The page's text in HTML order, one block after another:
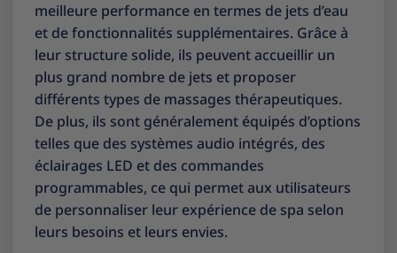
meilleure performance en termes de jets d’eau
et de fonctionnalités supplémentaires. Grâce à
leur structure solide, ils peuvent accueillir un
plus grand nombre de jets et proposer
différents types de massages thérapeutiques.
De plus, ils sont généralement équipés d’options
telles que des systèmes audio intégrés, des
éclairages LED et des commandes
programmables, ce qui permet aux utilisateurs
de personnaliser leur expérience de spa selon
leurs besoins et leurs envies.